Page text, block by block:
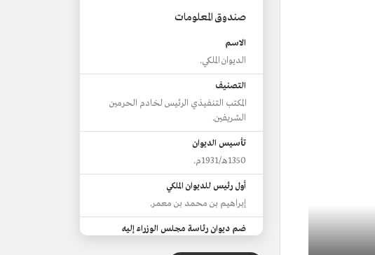
صندوق المعلومات
الاسم
الديوان الملكي.
التصنيف
المكتب التنفيذي الرئيس لخادم الحرمين
الشريفين.
تأسيس الديوان
1350هـ/1931م.
أول رئيس للديوان الملكي
إبراهيم بن محمد بن معمر.
ضم ديوان رئاسة مجلس الوزراء إليه